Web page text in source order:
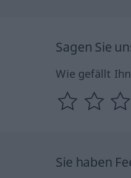
Sagen Sie
Wie gefällt
Sie haben